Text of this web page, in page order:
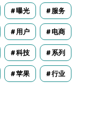
曝光 服务
用户 电商
科技 系列
苹果 行业